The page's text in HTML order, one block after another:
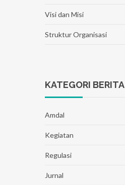
Visi dan Misi
Struktur Organisasi
KATEGORI BERITA
Amdal
Kegiatan
Regulasi
Jurnal